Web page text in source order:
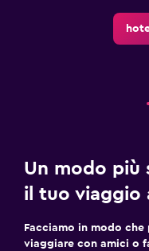
Un modo più
il tuo viaggio
Facciamo in modo
viaggiare con amici o